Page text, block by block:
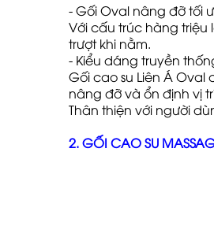
- Gối Oval nâng đỡ tối
Với cấu trúc hàng
trượt khi nằm.
- Kiểu dáng truyền
Gối cao su Liên Á
nâng đỡ và ổn định vị
Thân thiện với người
2. GỐI CAO SU